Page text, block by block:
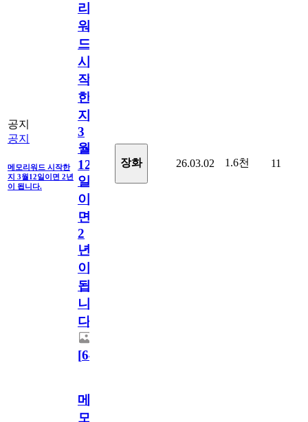
공지
공지
메모리워드 시작한
지 3월12일이면 2년
이 됩니다.
리
워
드
시
작
한
지
3
월
12
일
이
면
2
년
이
됩
니
다.
[64
장화 26.03.02 1.6천 11
메
모